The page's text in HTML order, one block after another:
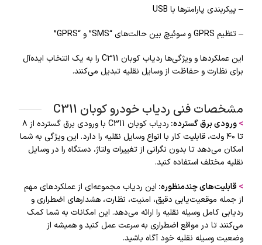
– پیکربندی پارامترها با USB
– تنظیم GPRS و سوئیچ بین حالت‌های “SMS” و “GPRS”
این عملکردها و ویژگی‌ها ردیاب کوبان C311 را به یک انتخاب ایده‌آل
برای نظارت و حفاظت از وسایل نقلیه تبدیل می‌کنند.
مشخصات فنی ردیاب خودرو کوبان C311
>ورودی برق گسترده:
ردیاب کوبان C311 با ورودی برق گسترده از ۸
تا ۴۰ ولت، قابلیت کار با انواع وسایل نقلیه را دارد. این ویژگی به شما
امکان می‌دهد تا بدون نگرانی از تغییرات ولتاژ، دستگاه را در وسایل
نقلیه مختلف استفاده کنید.
> قابلیت‌های چندمنظوره: این ردیاب مجموعه‌ای از عملکردهای مهم
از جمله موقعیت‌یابی دقیق، امنیت، نظارت، هشدارهای اضطراری و
ردیابی کامل وسیله نقلیه را ارائه می‌دهد. این امکانات به شما کمک
می‌کنند تا در مواقع اضطراری به سرعت عمل کنید و همیشه از
وضعیت وسیله نقلیه خود آگاه باشید.